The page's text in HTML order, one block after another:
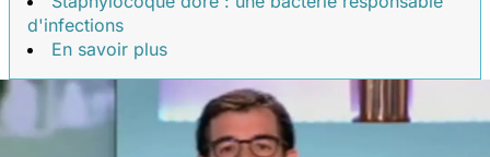
d'infections
En savoir plus